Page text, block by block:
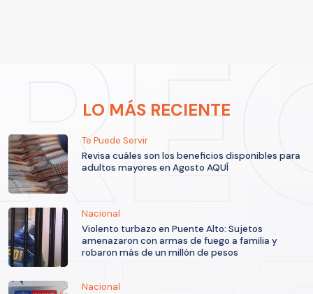
LO MÁS RECIENTE
Te Puede Servir
Revisa cuáles son los beneficios disponibles para
adultos mayores en Agosto AQUÍ
Nacional
Violento turbazo en Puente Alto: Sujetos
amenazaron con armas de fuego a familia y
robaron más de un millón de pesos
Nacional